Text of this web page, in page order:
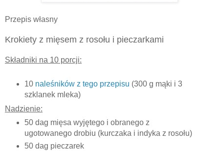
Przepis własny
Krokiety z mięsem z rosołu i pieczarkami
Składniki na 10 porcji:
10 naleśników z tego przepisu (300 g mąki i 3
szklanek mleka)
Nadzienie:
50 dag mięsa wyjętego i obranego z
ugotowanego drobiu (kurczaka i indyka z rosołu)
50 dag pieczarek